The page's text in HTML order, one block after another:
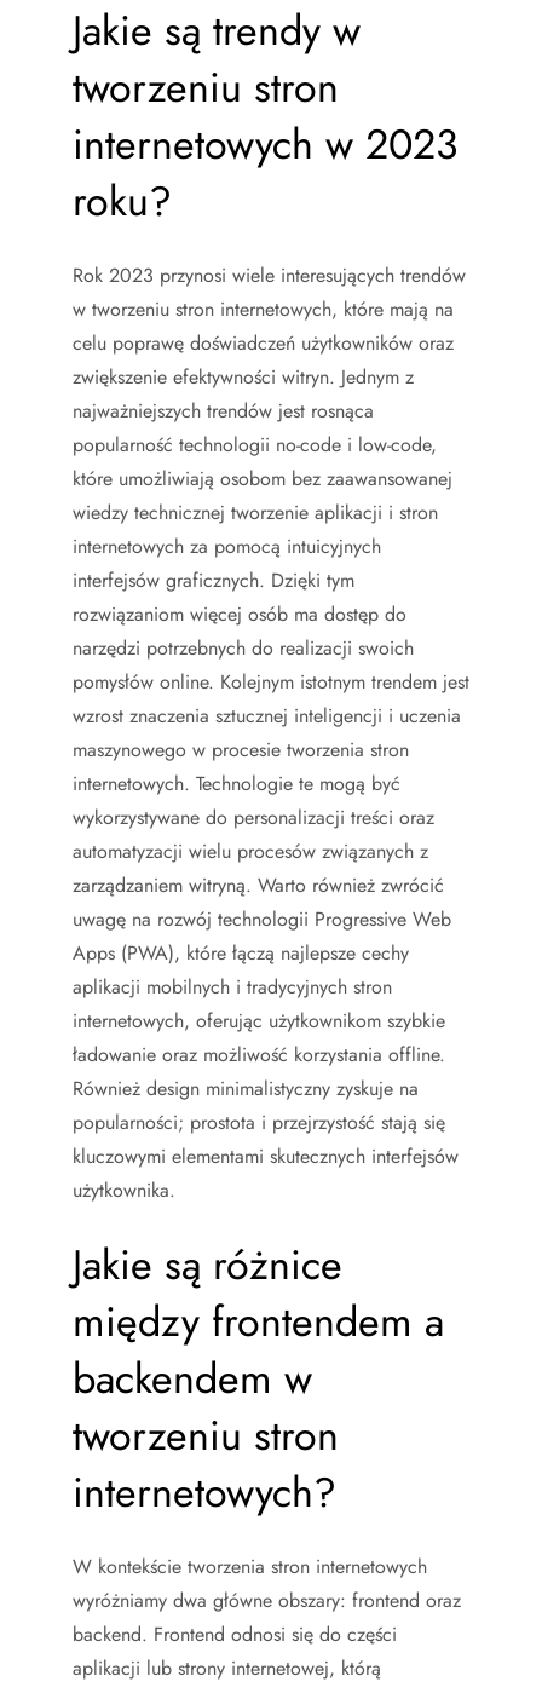
Jakie są trendy w
tworzeniu stron
internetowych w 2023
roku?
Rok 2023 przynosi wiele interesujących trendów
w tworzeniu stron internetowych, które mają na
celu poprawę doświadczeń użytkowników oraz
zwiększenie efektywności witryn. Jednym z
najważniejszych trendów jest rosnąca
popularność technologii no-code i low-code,
które umożliwiają osobom bez zaawansowanej
wiedzy technicznej tworzenie aplikacji i stron
internetowych za pomocą intuicyjnych
interfejsów graficznych. Dzięki tym
rozwiązaniom więcej osób ma dostęp do
narzędzi potrzebnych do realizacji swoich
pomysłów online. Kolejnym istotnym trendem jest
wzrost znaczenia sztucznej inteligencji i uczenia
maszynowego w procesie tworzenia stron
internetowych. Technologie te mogą być
wykorzystywane do personalizacji treści oraz
automatyzacji wielu procesów związanych z
zarządzaniem witryną. Warto również zwrócić
uwagę na rozwój technologii Progressive Web
Apps (PWA), które łączą najlepsze cechy
aplikacji mobilnych i tradycyjnych stron
internetowych, oferując użytkownikom szybkie
ładowanie oraz możliwość korzystania offline.
Również design minimalistyczny zyskuje na
popularności; prostota i przejrzystość stają się
kluczowymi elementami skutecznych interfejsów
użytkownika.
Jakie są różnice
między frontendem a
backendem w
tworzeniu stron
internetowych?
W kontekście tworzenia stron internetowych
wyróżniamy dwa główne obszary: frontend oraz
backend. Frontend odnosi się do części
aplikacji lub strony internetowej, którą